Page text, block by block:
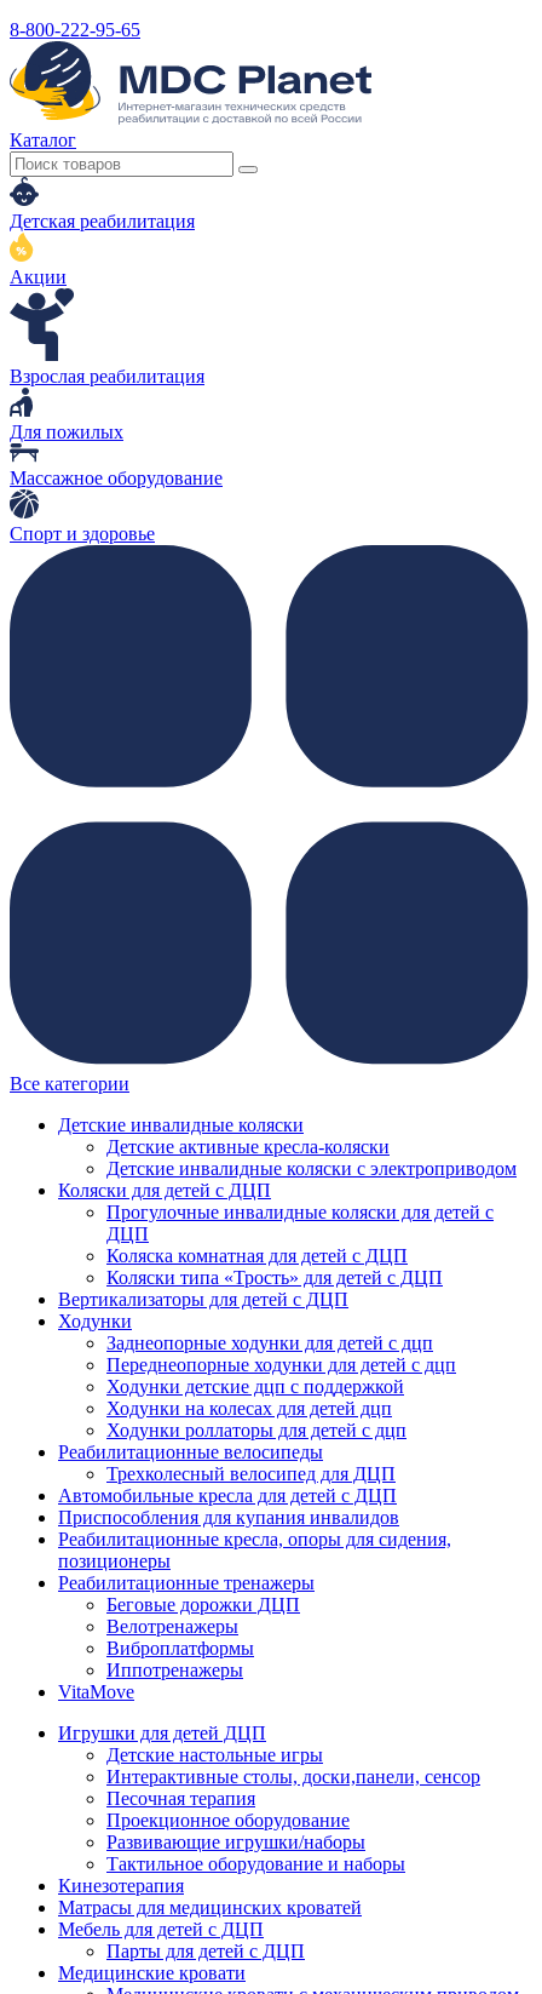
8-800-222-95-65
Каталог
Детская реабилитация
Акции
Взрослая реабилитация
Для пожилых
Массажное оборудование
Спорт и здоровье
Все категории
Детские инвалидные коляски
Детские активные кресла-коляски
Детские инвалидные коляски с электроприводом
Коляски для детей с ДЦП
Прогулочные инвалидные коляски для детей с
ДЦП
Коляска комнатная для детей с ДЦП
Коляски типа «Трость» для детей с ДЦП
Вертикализаторы для детей с ДЦП
Ходунки
Заднеопорные ходунки для детей с дцп
Переднеопорные ходунки для детей с дцп
Ходунки детские дцп с поддержкой
Ходунки на колесах для детей дцп
Ходунки роллаторы для детей с дцп
Реабилитационные велосипеды
Трехколесный велосипед для ДЦП
Автомобильные кресла для детей с ДЦП
Приспособления для купания инвалидов
Реабилитационные кресла, опоры для сидения,
позиционеры
Реабилитационные тренажеры
Беговые дорожки ДЦП
Велотренажеры
Виброплатформы
Иппотренажеры
VitaMove
Игрушки для детей ДЦП
Детские настольные игры
Интерактивные столы, доски,панели, сенсор
Песочная терапия
Проекционное оборудование
Развивающие игрушки/наборы
Тактильное оборудование и наборы
Кинезотерапия
Матрасы для медицинских кроватей
Мебель для детей с ДЦП
Парты для детей с ДЦП
Медицинские кровати